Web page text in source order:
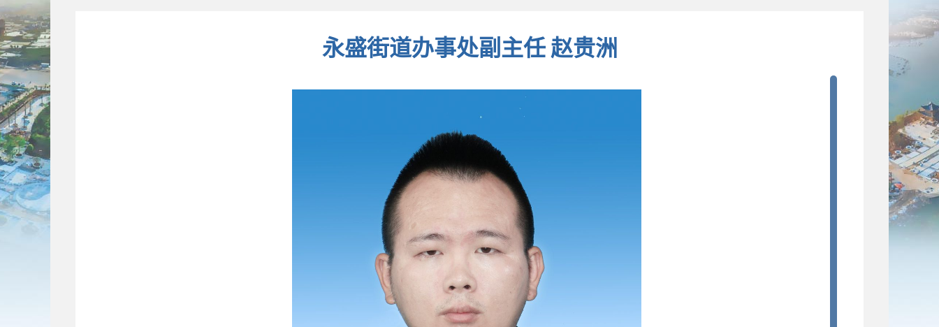
永盛街道办事处副主任 赵贵洲